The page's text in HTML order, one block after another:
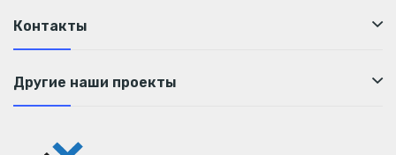
Контакты
Другие наши проекты